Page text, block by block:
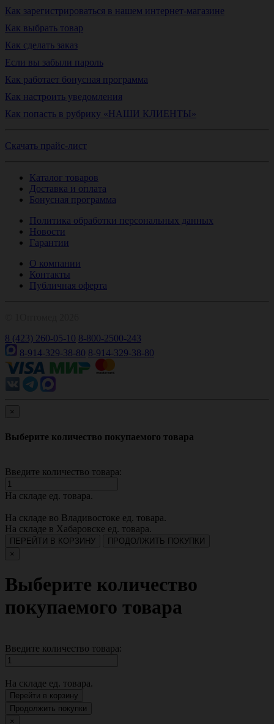
Как зарегистрироваться в нашем интернет-магазине
Как выбрать товар
Как сделать заказ
Если вы забыли пароль
Как работает бонусная программа
Как настроить уведомления
Как попасть в рубрику «НАШИ КЛИЕНТЫ»
Скачать прайс-лист
Каталог товаров
Доставка и оплата
Бонусная программа
Политика обработки персональных данных
Новости
Гарантии
О компании
Контакты
Публичная оферта
8 (423) 260-05-10 8-800-2500-243
8-914-329-38-80 8-914-329-38-80
×
Выберите количество покупаемого товара
Введите количество товара:
На складе ед. товара.
На складе во Владивостоке ед. товара.
На складе в Хабаровске ед. товара.
ПЕРЕЙТИ В КОРЗИНУ
ПРОДОЛЖИТЬ ПОКУПКИ
×
Выберите количество
покупаемого товара
Введите количество товара:
На складе ед. товара.
Перейти в корзину
Продолжить покупки
×